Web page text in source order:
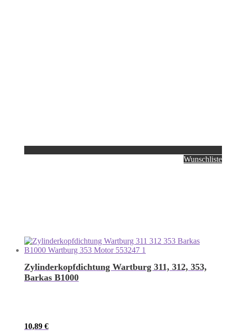
Wunschliste
Zylinderkopfdichtung Wartburg 311, 312, 353,
Barkas B1000
10,89 €